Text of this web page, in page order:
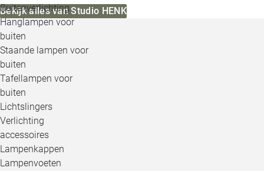
Buitenverlichting
Hanglampen voor
buiten
Staande lampen voor
buiten
Tafellampen voor
buiten
Lichtslingers
Verlichting
accessoires
Lampenkappen
Lampenvoeten
Bekijk alles van Studio HENK